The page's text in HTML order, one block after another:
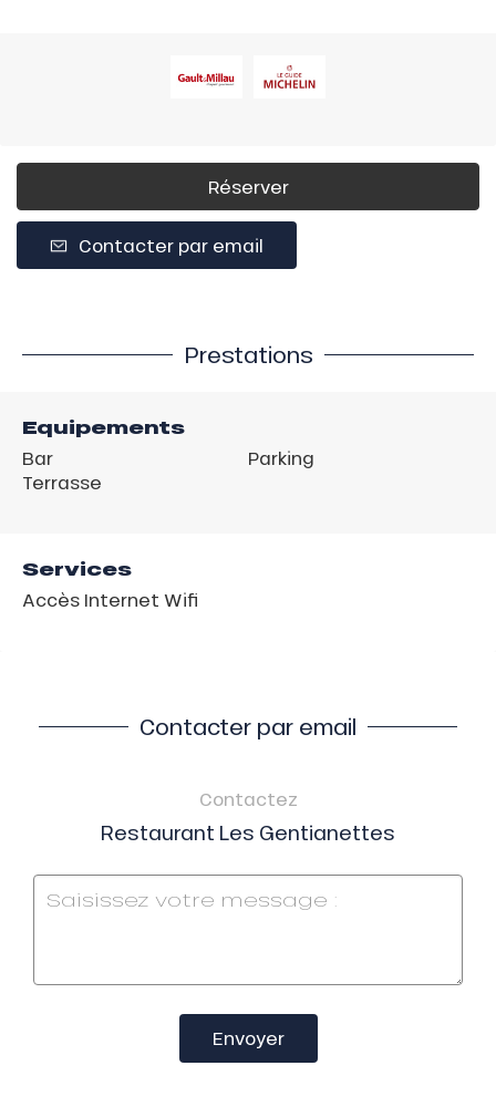
Réserver
Contacter par email
Prestations
Equipements
Bar
Terrasse
Parking
Services
Accès Internet Wifi
Contacter par email
Contactez
Restaurant Les Gentianettes
Envoyer